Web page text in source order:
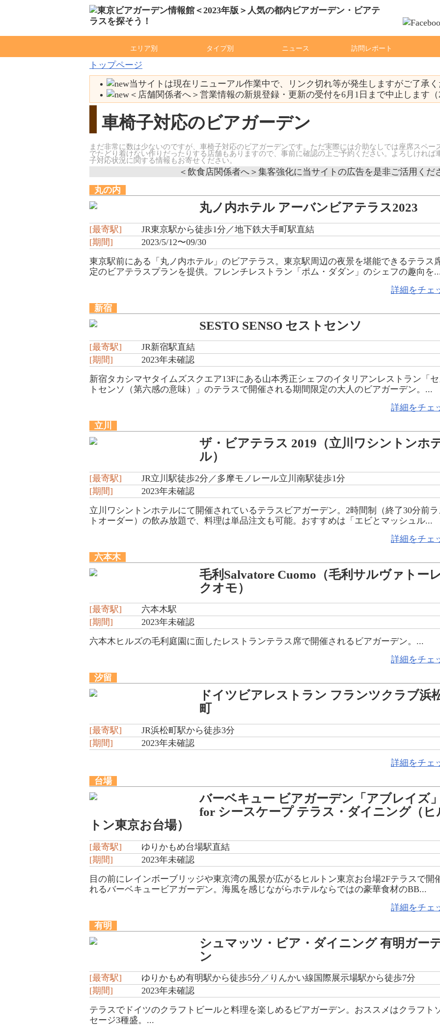
エリア別 タイプ別 ニュース 訪問レポート
トップページ
当サイトは現在リニューアル作業中で、リンク切れ等が発生しますがご了承く
＜店舗関係者へ＞営業情報の新規登録・更新の受付を6月1日まで中止します（
車椅子対応のビアガーデン
まだ非常に数は少ないのですが、車椅子対応のビアガーデンです。ただ実際には介助なしでは座席スペー
でたどり着けない作りだったりする店舗もありますので、事前に確認の上ご予約ください。よろしければ
子対応状況に関する情報もお寄せください。
＜飲食店関係者へ＞集客強化に当サイトの広告を是非ご活用くだ
丸の内
丸ノ内ホテル アーバンビアテラス2023
[最寄駅]
JR東京駅から徒歩1分／地下鉄大手町駅直結
[期間]
2023/5/12〜09/30
東京駅前にある「丸ノ内ホテル」のビアテラス。東京駅周辺の夜景を堪能できるテラス
定のビアテラスプランを提供。フレンチレストラン「ポム・ダダン」のシェフの趣向を
詳細をチェ
新宿
SESTO SENSO セストセンソ
[最寄駅]
JR新宿駅直結
[期間]
2023年未確認
新宿タカシマヤタイムズスクエア13Fにある山本秀正シェフのイタリアンレストラン「セ
トセンソ（第六感の意味）」のテラスで開催される期間限定の大人のビアガーデン。...
詳細をチェ
立川
ザ・ビアテラス 2019（立川ワシントンホ
ル）
[最寄駅]
JR立川駅徒歩2分／多摩モノレール立川南駅徒歩1分
[期間]
2023年未確認
立川ワシントンホテルにて開催されているテラスビアガーデン。2時間制（終了30分前ラ
トオーダー）の飲み放題で、料理は単品注文も可能。おすすめは「エビとマッシュル...
詳細をチェ
六本木
毛利Salvatore Cuomo（毛利サルヴァトー
クオモ）
[最寄駅]
六本木駅
[期間]
2023年未確認
六本木ヒルズの毛利庭園に面したレストランテラス席で開催されるビアガーデン。...
詳細をチェ
汐留
ドイツビアレストラン フランツクラブ浜
町
[最寄駅]
JR浜松町駅から徒歩3分
[期間]
2023年未確認
詳細をチェ
台場
バーベキュー ビアガーデン「アブレイズ」
for シースケープ テラス・ダイニング（ヒ
トン東京お台場）
[最寄駅]
ゆりかもめ台場駅直結
[期間]
2023年未確認
目の前にレインボーブリッジや東京湾の風景が広がるヒルトン東京お台場2Fテラスで開
れるバーベキュービアガーデン。海風を感じながらホテルならではの豪華食材のBB...
詳細をチェ
有明
シュマッツ・ビア・ダイニング 有明ガー
ン
[最寄駅]
ゆりかもめ有明駅から徒歩5分／りんかい線国際展示場駅から徒歩7分
[期間]
2023年未確認
テラスでドイツのクラフトビールと料理を楽しめるビアガーデン。おススメはクラフト
セージ3種盛。...